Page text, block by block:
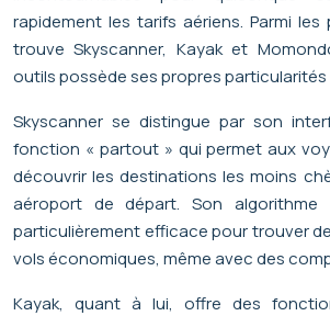
rapidement les tarifs aériens. Parmi les
trouve Skyscanner, Kayak et
outils possède ses propres
Skyscanner se distingue par son
fonction « partout » qui permet aux
découvrir les destinations les moins
aéroport de départ. Son
particulièrement efficace pour trouver
vols économiques, même avec des
Kayak, quant à lui, offre des